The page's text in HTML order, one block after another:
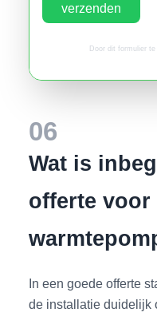
verzenden
Door dit formulier
06
Wat is
offerte voor
In een goede offerte
de installatie duidelijk